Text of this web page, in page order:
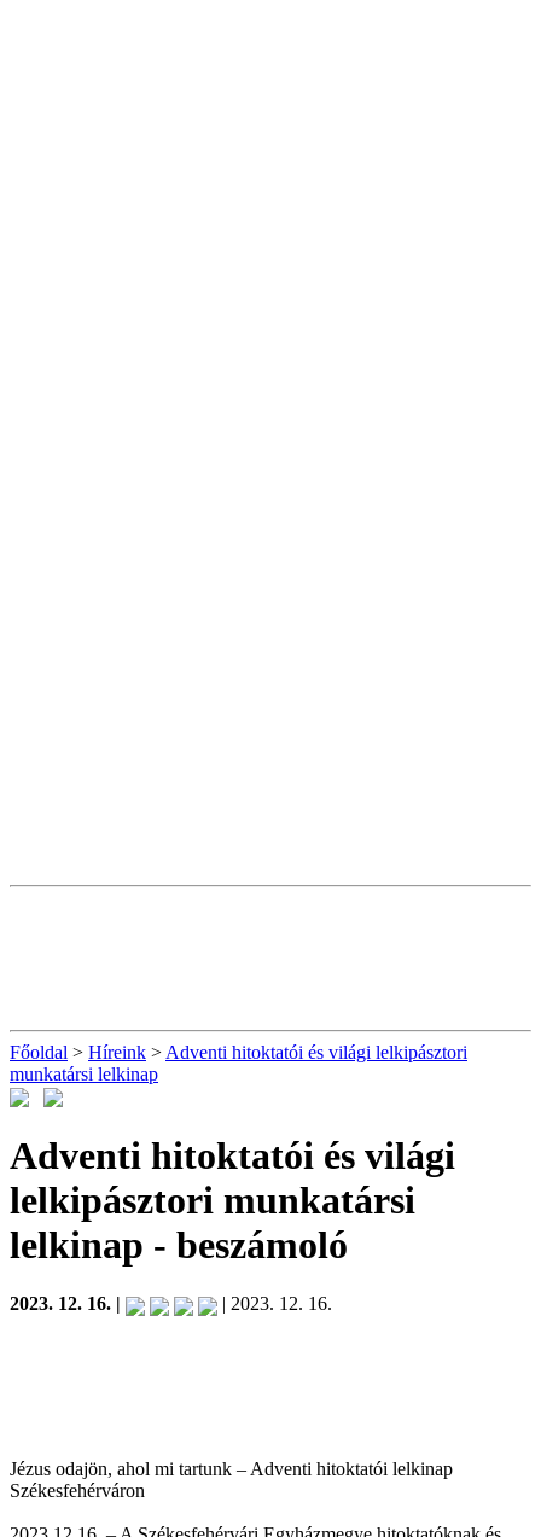
Főoldal > Híreink > Adventi hitoktatói és világi lelkipásztori
munkatársi lelkinap
Adventi hitoktatói és világi
lelkipásztori munkatársi
lelkinap - beszámoló
2023. 12. 16. | | 2023. 12. 16.
Jézus odajön, ahol mi tartunk – Adventi hitoktatói lelkinap
Székesfehérváron